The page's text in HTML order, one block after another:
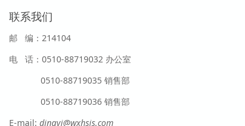
联系我们
邮 编：214104
电 话：0510-88719032 办公室
0510-88719035 销售部
0510-88719036 销售部
E-mail: dingyi@wxhsjs.com